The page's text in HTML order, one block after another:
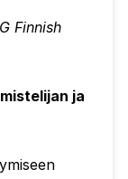
Finnish
ja